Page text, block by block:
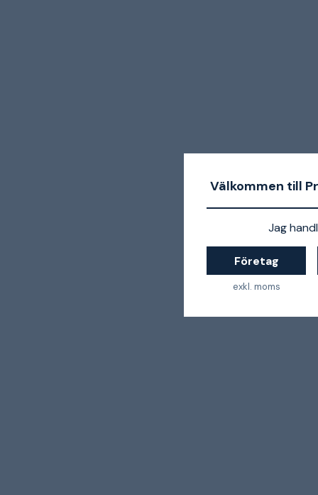
Välkommen till
Jag
Företag
exkl. moms